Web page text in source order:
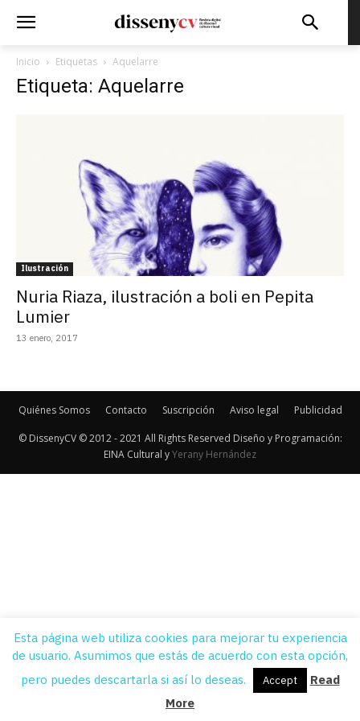
Inicio Etiquetas Aquelarre
Etiqueta: Aquelarre
Ilustración
Nuria Riaza, ilustración a boli en Pepita
Lumier
13 enero, 2017
Quiénes Somos Contacto Suscripción Aviso legal Publicidad
© DissenyCV © 2012 - 2021 All Rights Reserved Diseño y Programación:
EINA Cultural yYerany Hernández
Esta página web utiliza cookies para mejorar tu experiencia
de usuario. Asumimos que estás de acuerdo con esta opción,
pero puedes descartarla si así lo deseas.
Accept
Read
More